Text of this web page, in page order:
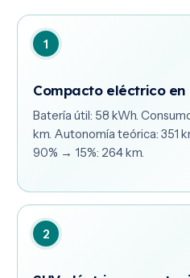
1
Compacto eléctrico en
Batería útil: 58 kWh.
km. Autonomía teórica: 351
90% → 15%: 264 km.
2